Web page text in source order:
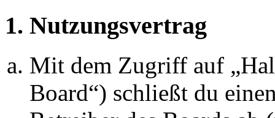
1. Nutzungsvertrag
Mit dem Zugriff auf
Board“) schließt du